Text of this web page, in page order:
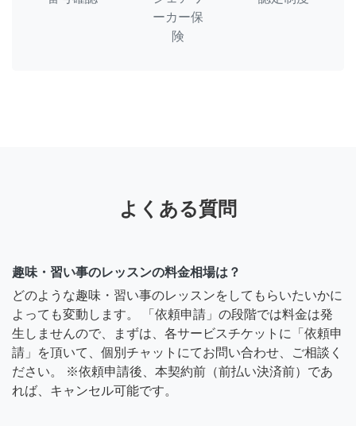
ーカー保
険
よくある質問
趣味・習い事のレッスンの料金相場は？
どのような趣味・習い事のレッスンをしてもらいたいかに
よっても変動します。 「依頼申請」の段階では料金は発
生しませんので、まずは、各サービスチケットに「依頼申
請」を頂いて、個別チャットにてお問い合わせ、ご相談く
ださい。 ※依頼申請後、本契約前（前払い決済前）であ
れば、キャンセル可能です。